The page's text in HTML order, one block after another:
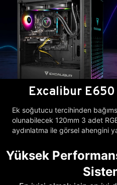
Excalibur E650
Ek soğutucu tercihinden
olunabilecek 120mm 3 adet
aydınlatma ile görsel ahengini
Yüksek